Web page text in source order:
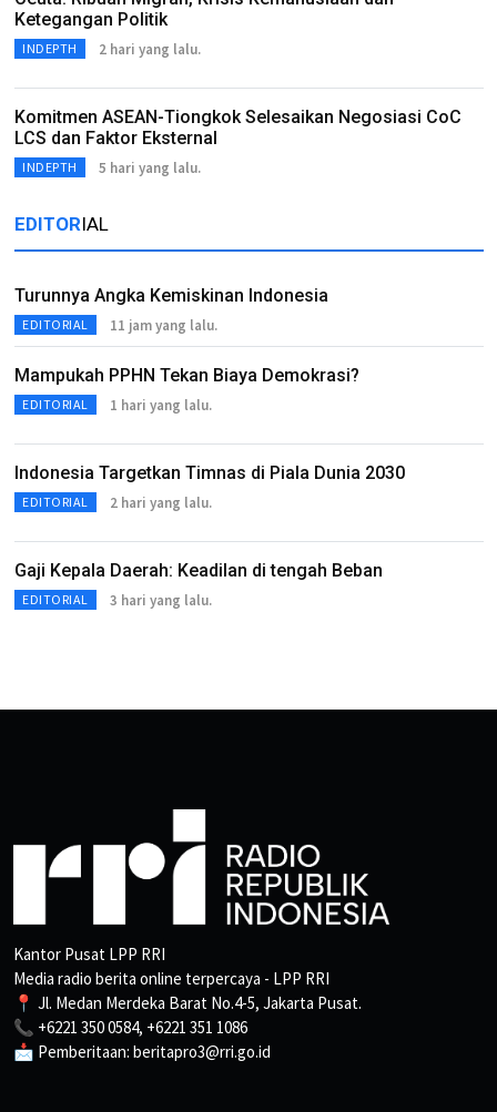
Ketegangan Politik
INDEPTH 2 hari yang lalu.
Komitmen ASEAN-Tiongkok Selesaikan Negosiasi CoC
LCS dan Faktor Eksternal
INDEPTH 5 hari yang lalu.
EDITORIAL
Turunnya Angka Kemiskinan Indonesia
EDITORIAL 11 jam yang lalu.
Mampukah PPHN Tekan Biaya Demokrasi?
EDITORIAL 1 hari yang lalu.
Indonesia Targetkan Timnas di Piala Dunia 2030
EDITORIAL 2 hari yang lalu.
Gaji Kepala Daerah: Keadilan di tengah Beban
EDITORIAL 3 hari yang lalu.
Kantor Pusat LPP RRI
Media radio berita online terpercaya - LPP RRI
📍 Jl. Medan Merdeka Barat No.4-5, Jakarta Pusat.
📞 +6221 350 0584, +6221 351 1086
📩 Pemberitaan: beritapro3@rri.go.id